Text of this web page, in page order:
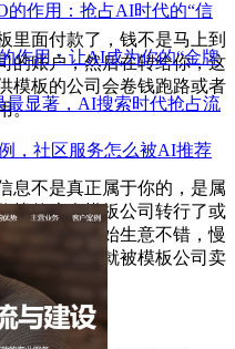
里面付款了，钱不是马上到
的账户，然后在转给你，这
模板的公司会卷钱跑路或者
。
息不是真正属于你的，是属
找的这个模板公司转行了或
。可能刚开始生意不错，慢
的用户信息就被模板公司卖
的作用：抢占AI时代的“信
作用：让AI成为你的“金牌
最显著，AI搜索时代抢占流
，社区服务怎么被AI推荐